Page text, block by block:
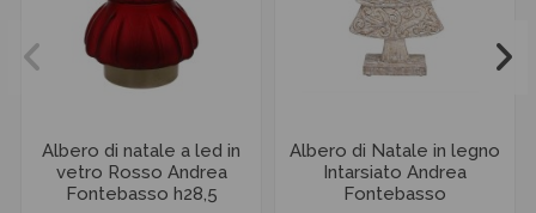
Albero di natale a led in
vetro Rosso Andrea
Fontebasso h28,5
Albero di Natale in legno
Intarsiato Andrea
Fontebasso